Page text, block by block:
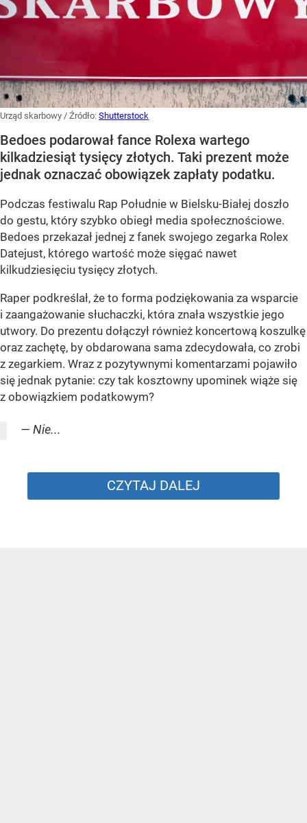
Urząd skarbowy / Źródło: Shutterstock
Bedoes podarował fance Rolexa wartego
kilkadziesiąt tysięcy złotych. Taki prezent może
jednak oznaczać obowiązek zapłaty podatku.
Podczas festiwalu Rap Południe w Bielsku-Białej doszło
do gestu, który szybko obiegł media społecznościowe.
Bedoes przekazał jednej z fanek swojego zegarka Rolex
Datejust, którego wartość może sięgać nawet
kilkudziesięciu tysięcy złotych.
Raper podkreślał, że to forma podziękowania za wsparcie
i zaangażowanie słuchaczki, która znała wszystkie jego
utwory. Do prezentu dołączył również koncertową koszulkę
oraz zachętę, by obdarowana sama zdecydowała, co zrobi
z zegarkiem. Wraz z pozytywnymi komentarzami pojawiło
się jednak pytanie: czy tak kosztowny upominek wiąże się
z obowiązkiem podatkowym?
— Nie...
CZYTAJ DALEJ